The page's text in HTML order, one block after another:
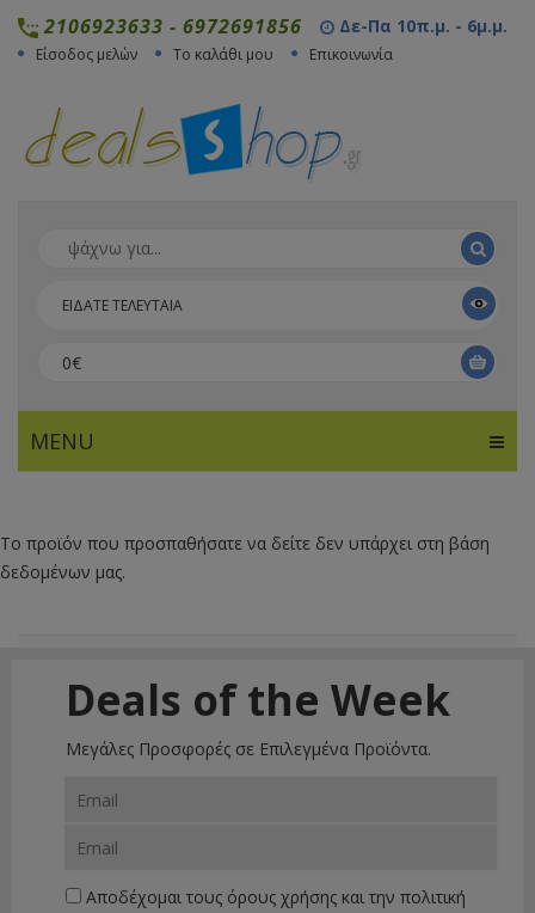
2106923633 - 6972691856 Δε-Πα 10π.μ. - 6μ.μ.
Είσοδος μελών Το καλάθι μου Επικοινωνία
ΕΙΔΑΤΕ ΤΕΛΕΥΤΑΙΑ
0€
MENU
Το προϊόν που προσπαθήσατε να δείτε δεν υπάρχει στη βάση
δεδομένων μας.
Deals of the Week
Μεγάλες Προσφορές σε Επιλεγμένα Προϊόντα.
Αποδέχομαι τους όρους χρήσης και την πολιτική